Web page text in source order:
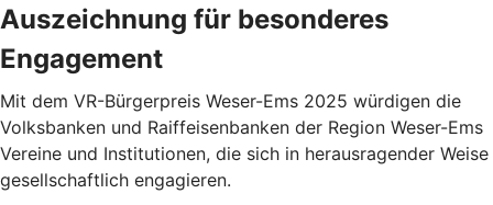
Auszeichnung für besonderes
Engagement
Mit dem VR-Bürgerpreis Weser-Ems 2025 würdigen die
Volksbanken und Raiffeisenbanken der Region Weser-Ems
Vereine und Institutionen, die sich in herausragender Weise
gesellschaftlich engagieren.